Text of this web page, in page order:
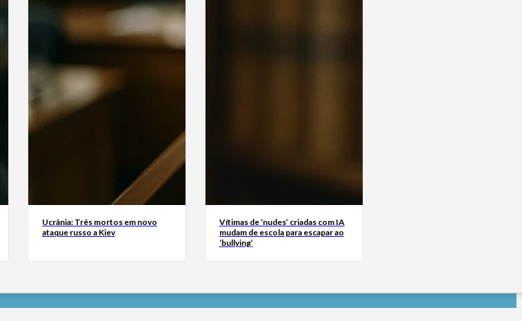
Ucrânia: Três mortos em novo
ataque russo a Kiev
Vítimas de ‘nudes’ criadas com IA
mudam de escola para escapar ao
‘bullying’